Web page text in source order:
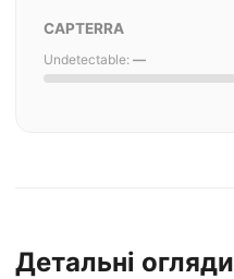
CAPTERRA
Undetectable: —
Детальні огляди